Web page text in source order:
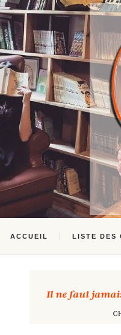
ACCUEIL LISTE DES